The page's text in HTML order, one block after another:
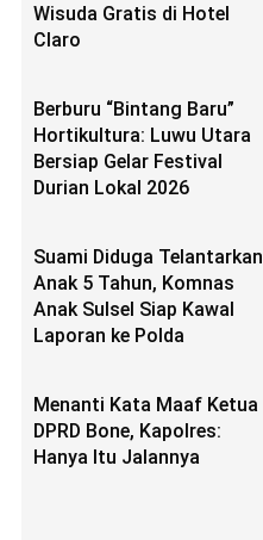
Wisuda Gratis di Hotel
Claro
Berburu “Bintang Baru”
Hortikultura: Luwu Utara
Bersiap Gelar Festival
Durian Lokal 2026
Suami Diduga Telantarkan
Anak 5 Tahun, Komnas
Anak Sulsel Siap Kawal
Laporan ke Polda
Menanti Kata Maaf Ketua
DPRD Bone, Kapolres:
Hanya Itu Jalannya